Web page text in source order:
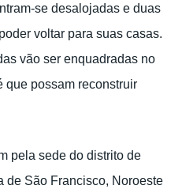
se desalojadas e duas
voltar para suas casas.
vão ser enquadradas no
que possam reconstruir
pela sede do distrito de
de São Francisco, Noroeste